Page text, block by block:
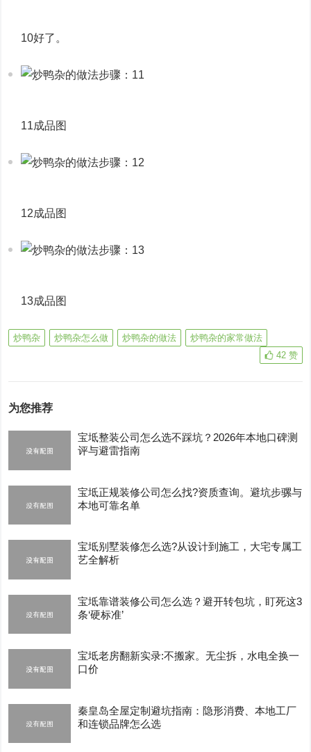
10好了。
11成品图
12成品图
13成品图
炒鸭杂 炒鸭杂怎么做 炒鸭杂的做法
炒鸭杂的家常做法
42 赞
为您推荐
宝坻整装公司怎么选不踩坑？2026年本地口碑测
评与避雷指南
宝坻正规装修公司怎么找?资质查询。避坑步骡与
本地可靠名单
宝坻别墅装修怎么选?从设计到施工，大宅专属工
艺全解析
宝坻靠谱装修公司怎么选？避开转包坑，盯死这3
条‘硬标准’
宝坻老房翻新实录:不搬家。无尘拆，水电全换一
口价
秦皇岛全屋定制避坑指南：隐形消费、本地工厂
和连锁品牌怎么选